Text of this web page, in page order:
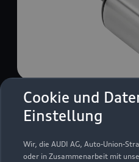
Cookie und
Einstellung
Wir, die AUDI AG, Auto-Union-
oder in Zusammenarbeit mit
USB Power-
USB Power-Ladegerät
komfortables Laden von
oder Laptops.